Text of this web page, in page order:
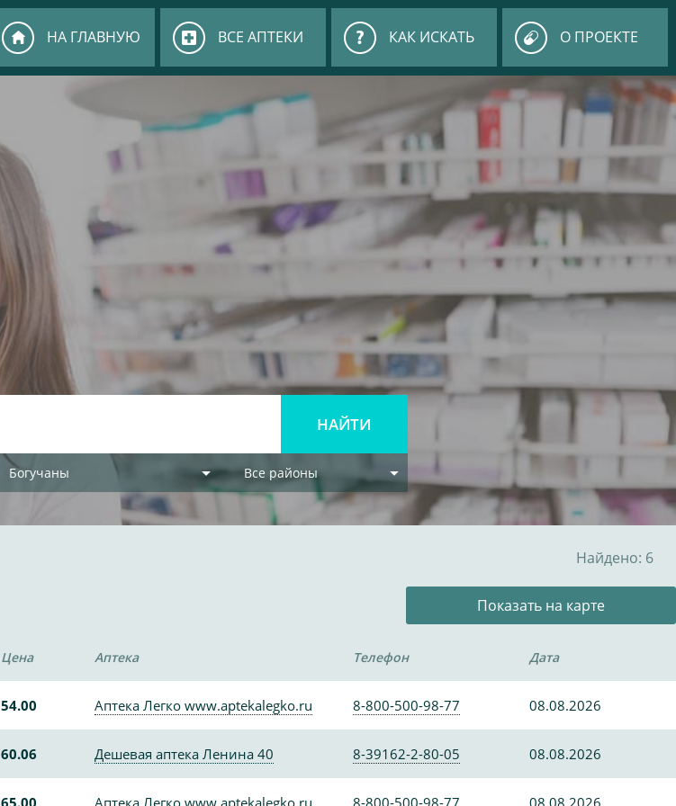
НА ГЛАВНУЮ ВСЕ АПТЕКИ КАК ИСКАТЬ О ПРОЕКТЕ
Богучаны Все районы
Найдено: 6
Показать на карте
Цена Аптека Телефон Дата
54.00 Аптека Легко www.aptekalegko.ru 8-800-500-98-77 08.08.2026
60.06 Дешевая аптека Ленина 40 8-39162-2-80-05 08.08.2026
65.00 Аптека Легко www.aptekalegko.ru 8-800-500-98-77 08.08.2026